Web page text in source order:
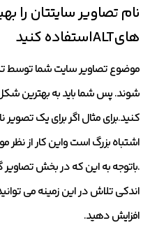
نام تصاویر سایتتان را
هایALTاستفاده کنید
شوند. پس شما باید به بهترین
اشتباه بزرگ است واین کار از
.باتوجه به این که در بخش
اندکی تلاش در این زمینه می
افزایش دهید.